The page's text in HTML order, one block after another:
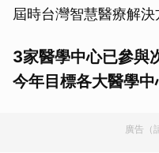
屆時台灣智慧醫療解決
3家醫學中心已參與
今年目標各大醫學
廣告（